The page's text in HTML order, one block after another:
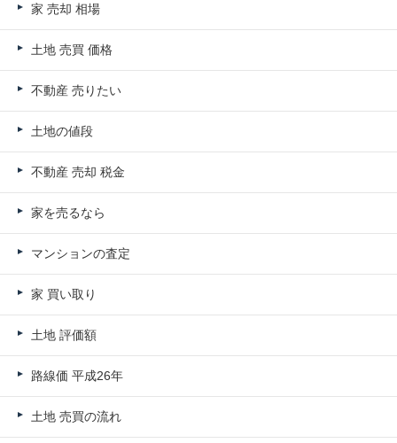
家 売却 相場
土地 売買 価格
不動産 売りたい
土地の値段
不動産 売却 税金
家を売るなら
マンションの査定
家 買い取り
土地 評価額
路線価 平成26年
土地 売買の流れ